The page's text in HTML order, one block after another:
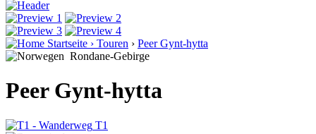
Startseite › Touren › Peer Gynt-hytta
Rondane-Gebirge
Peer Gynt-hytta
T1